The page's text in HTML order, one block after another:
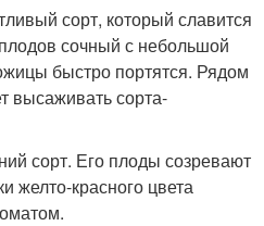
сорт, который славится
сочный с небольшой
быстро портятся. Рядом
высаживать сорта-
сорт. Его плоды созревают
желто-красного цвета